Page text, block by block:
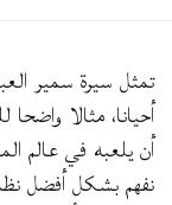
تمثل سيرة سمير
أحيانا، مثالا
أن يلعبه في عالم
نفهم بشكل أفضل